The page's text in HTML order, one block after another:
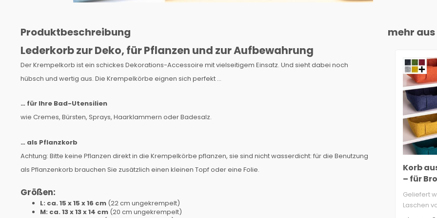
Produktbeschreibung
Lederkorb zur Deko, für Pflanzen und zur Aufbewahrung
Der Krempelkorb ist ein schickes Dekorations-Accessoire mit vielseitigem Einsatz. Und sieht dabei noch
hübsch und wertig aus. Die Krempelkörbe eignen sich perfekt …
… für Ihre Bad-Utensilien
wie Cremes, Bürsten, Sprays, Haarklammern oder Badesalz.
… als Pflanzkorb
Achtung: Bitte keine Pflanzen direkt in die Krempelkörbe pflanzen, sie sind nicht wasserdicht: für die Benutzung
als Pflanzenkorb brauchen Sie zusätzlich einen kleinen Topf oder eine Folie.
Größen:
L: ca. 15 x 15 x 16 cm (22 cm ungekrempelt)
M: ca. 13 x 13 x 14 cm (20 cm ungekrempelt)
mehr aus
Korb
– für
oder
Geliefert
Laschen
Schlitze